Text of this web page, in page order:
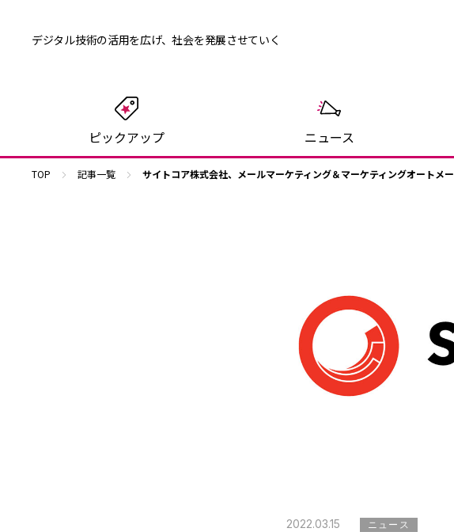
デジタル技術の活用を広げ、社会を発展させていく
ピックアップ ニュース
TOP 記事一覧 サイトコア株式会社、メールマーケティング＆マーケティングオート
2022.03.15 ニュース